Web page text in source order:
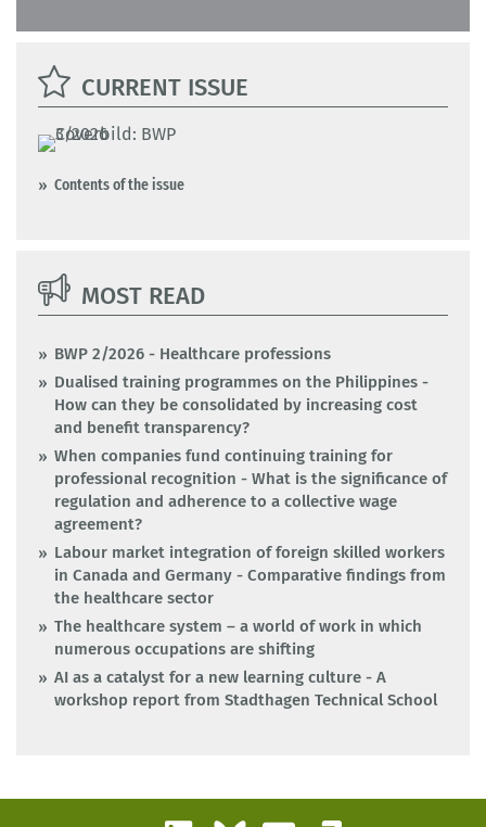
CURRENT ISSUE
Contents of the issue
MOST READ
BWP 2/2026 - Healthcare professions
Dualised training programmes on the Philippines -
How can they be consolidated by increasing cost
and benefit transparency?
When companies fund continuing training for
professional recognition - What is the significance of
regulation and adherence to a collective wage
agreement?
Labour market integration of foreign skilled workers
in Canada and Germany - Comparative findings from
the healthcare sector
The healthcare system – a world of work in which
numerous occupations are shifting
AI as a catalyst for a new learning culture - A
workshop report from Stadthagen Technical School